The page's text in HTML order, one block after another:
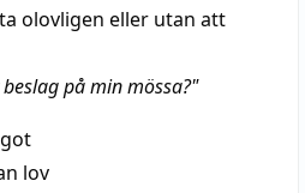
olovligen eller utan att
på min mössa?"
lov